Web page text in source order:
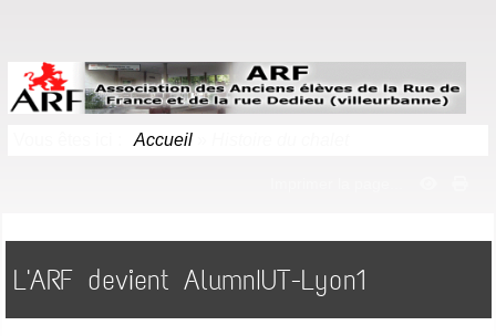
Accueil
L'ARF devient AlumnIUT-Lyon1